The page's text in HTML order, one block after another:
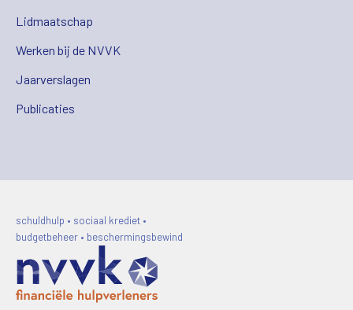
Lidmaatschap
Werken bij de NVVK
Jaarverslagen
Publicaties
schuldhulp • sociaal krediet •
budgetbeheer • beschermingsbewind